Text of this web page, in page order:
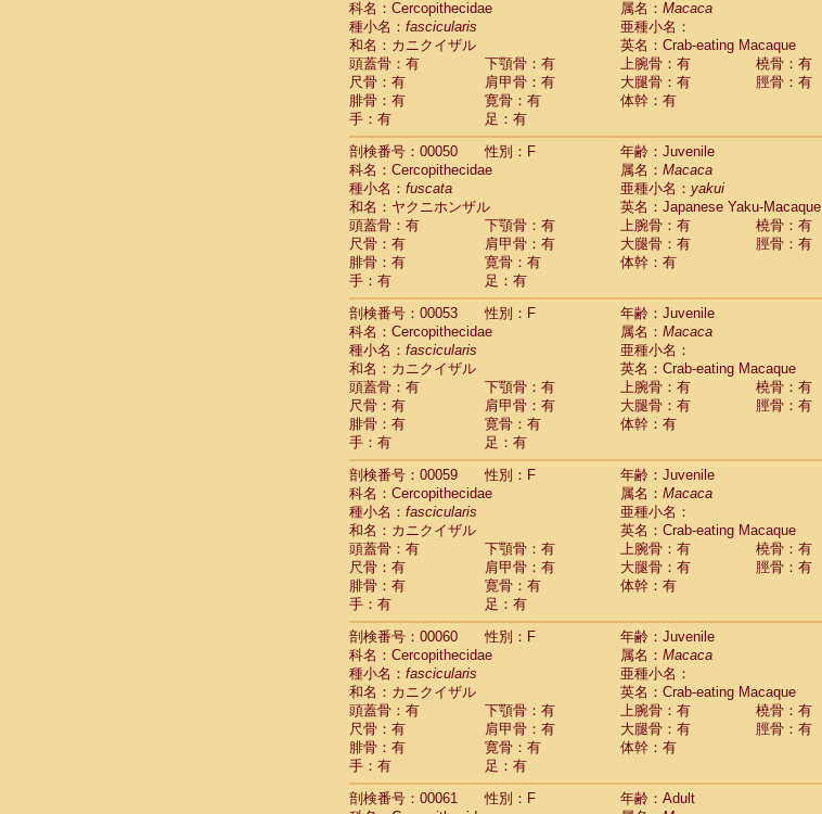
HylobatidaeHylobates klossii (0)
Hylobatidae
HylobatidaeHylobates moloch(2)
Hylobatidae Hylobates muelleri(0)
HylobatidaeHylobates pileatus(3)
Hylobatidae Hylobates
HylobatidaeHylobateshybrid(0)
HylobatidaeNomascus concolor(0)
HylobatidaeSymphalangus syndactylus(1)
Hominidae (0)
HominidaePan troglodytes
Hominidae Gorilla gorilla beringei(0)
Hominidae Gorilla gorilla gorilla(0)
Primates misc.(0)
Scandentia Dendrogale melanura
Scandentia Ptilocercus lowii
ScandentiaTupaia glis
Scandentia
Scandentia
科名：Cercopithecidae
属名： Macaca
種小名： fascicularis
亜種小名：
和名：カニクイザル
英名：Crab-eating Macaque
頭蓋骨：有
下顎骨：有 上腕骨：有
橈骨：有
尺骨：有
肩甲骨：有 大腿骨：有
脛骨：有
腓骨：有
寛骨：有
体幹：有
手：有
足：有
剖検番号：00050
性別：F
年齢：Juvenile
科名：Cercopithecidae
属名： Macaca
種小名： fuscata 亜種小名： yakui
和名：ヤクニホンザル
英名：Japanese Yaku-Macaque
頭蓋骨：有
下顎骨：有 上腕骨：有
橈骨：有
尺骨：有
肩甲骨：有 大腿骨：有
脛骨：有
腓骨：有
寛骨：有
体幹：有
手：有
足：有
剖検番号：00053
性別：F
年齢：Juvenile
科名：Cercopithecidae
属名： Macaca
種小名： fascicularis
亜種小名：
和名：カニクイザル
英名：Crab-eating Macaque
頭蓋骨：有
下顎骨：有 上腕骨：有
橈骨：有
尺骨：有
肩甲骨：有 大腿骨：有
脛骨：有
腓骨：有
寛骨：有
体幹：有
手：有
足：有
剖検番号：00059
性別：F
年齢：Juvenile
科名：Cercopithecidae
属名： Macaca
種小名： fascicularis
亜種小名：
和名：カニクイザル
英名：Crab-eating Macaque
頭蓋骨：有
下顎骨：有 上腕骨：有
橈骨：有
尺骨：有
肩甲骨：有 大腿骨：有
脛骨：有
腓骨：有
寛骨：有
体幹：有
手：有
足：有
剖検番号：00060
性別：F
年齢：Juvenile
科名：Cercopithecidae
属名： Macaca
種小名： fascicularis
亜種小名：
和名：カニクイザル
英名：Crab-eating Macaque
頭蓋骨：有
下顎骨：有 上腕骨：有
橈骨：有
尺骨：有
肩甲骨：有 大腿骨：有
脛骨：有
腓骨：有
寛骨：有
体幹：有
手：有
足：有
剖検番号：00061
性別：F
年齢：Adult